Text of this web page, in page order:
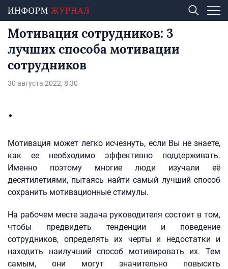
Мотивация сотрудников: 3
лучших способа мотивации
сотрудников
30 августа 2022, 8:30
Мотивация может легко исчезнуть, если Вы не знаете,
как ее необходимо эффективно поддерживать.
Именно поэтому многие люди изучали её
десятилетиями, пытаясь найти самый лучший способ
сохранить мотивационные стимулы.
На рабочем месте задача руководителя состоит в том,
чтобы предвидеть тенденции и поведение
сотрудников, определять их черты и недостатки и
находить наилучший способ мотивировать их. Тем
самым, они могут значительно повысить